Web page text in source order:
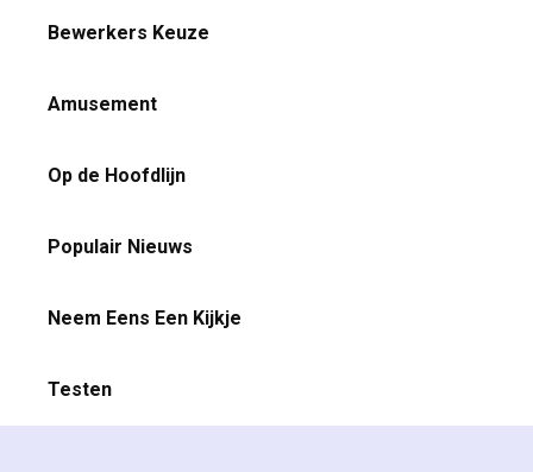
Bewerkers Keuze
Amusement
Op de Hoofdlijn
Populair Nieuws
Neem Eens Een Kijkje
Testen